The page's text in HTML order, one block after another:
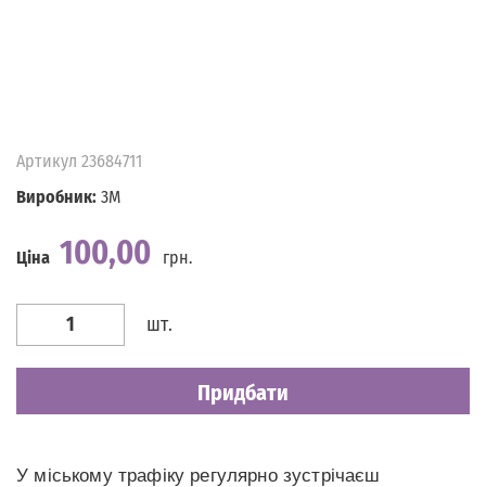
Артикул 23684711
Виробник: 3M
Ціна 100,00
грн.
шт.
Придбати
У міському трафіку регулярно зустрічаєш